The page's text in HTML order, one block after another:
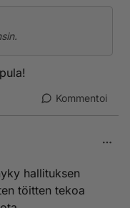
Kommentoi
hallituksen
töitten tekoa